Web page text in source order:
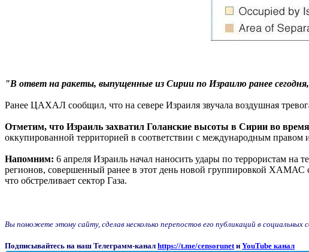
"В ответ на ракеты, выпущенные из Сирии по Израилю ранее
Ранее ЦАХАЛ сообщил, что на севере Израиля звучала воздушная
Отметим, что Израиль захватил Голанские высоты в Сирии во
оккупированной территорией в соответствии с международным
Напомним: 6 апреля Израиль начал наносить удары по террористам на
регионов, совершенный ранее в этот день новой группировкой
что обстреливает сектор Газа.
Вы поможете этому сайту, сделав несколько перепостов его публикаций в
Подписывайтесь на наш Телеграмм-канал https://t.me/censorunet и YouTube канал